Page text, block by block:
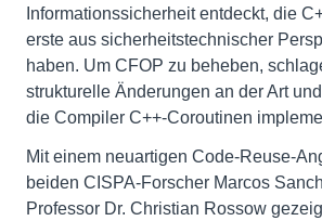
Informationssicherheit entdeckt, die
erste aus sicherheitstechnischer
haben. Um CFOP zu beheben,
strukturelle Änderungen an der Art
die Compiler C++-Coroutinen
Mit einem neuartigen Code-Reuse-
beiden CISPA-Forscher Marcos
Professor Dr. Christian Rossow